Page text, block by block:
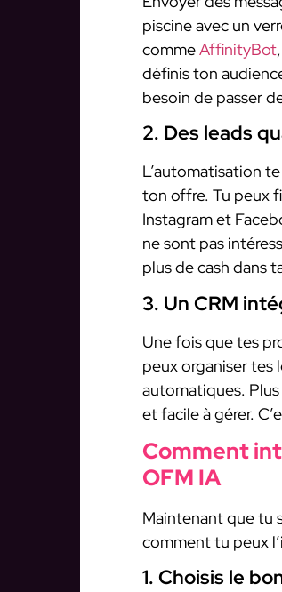
piscine avec un
commeAffinityBot
définis ton
besoin de passer
2. Des leads
L’automatisation
ton offre. Tu peux
Instagram et
ne sont pas
plus de cash dans
3. Un CRM
Une fois que tes
peux organiser tes
automatiques.
et facile à gérer.
Comment
OFM IA
Maintenant que tu
comment tu peux
1. Choisis le